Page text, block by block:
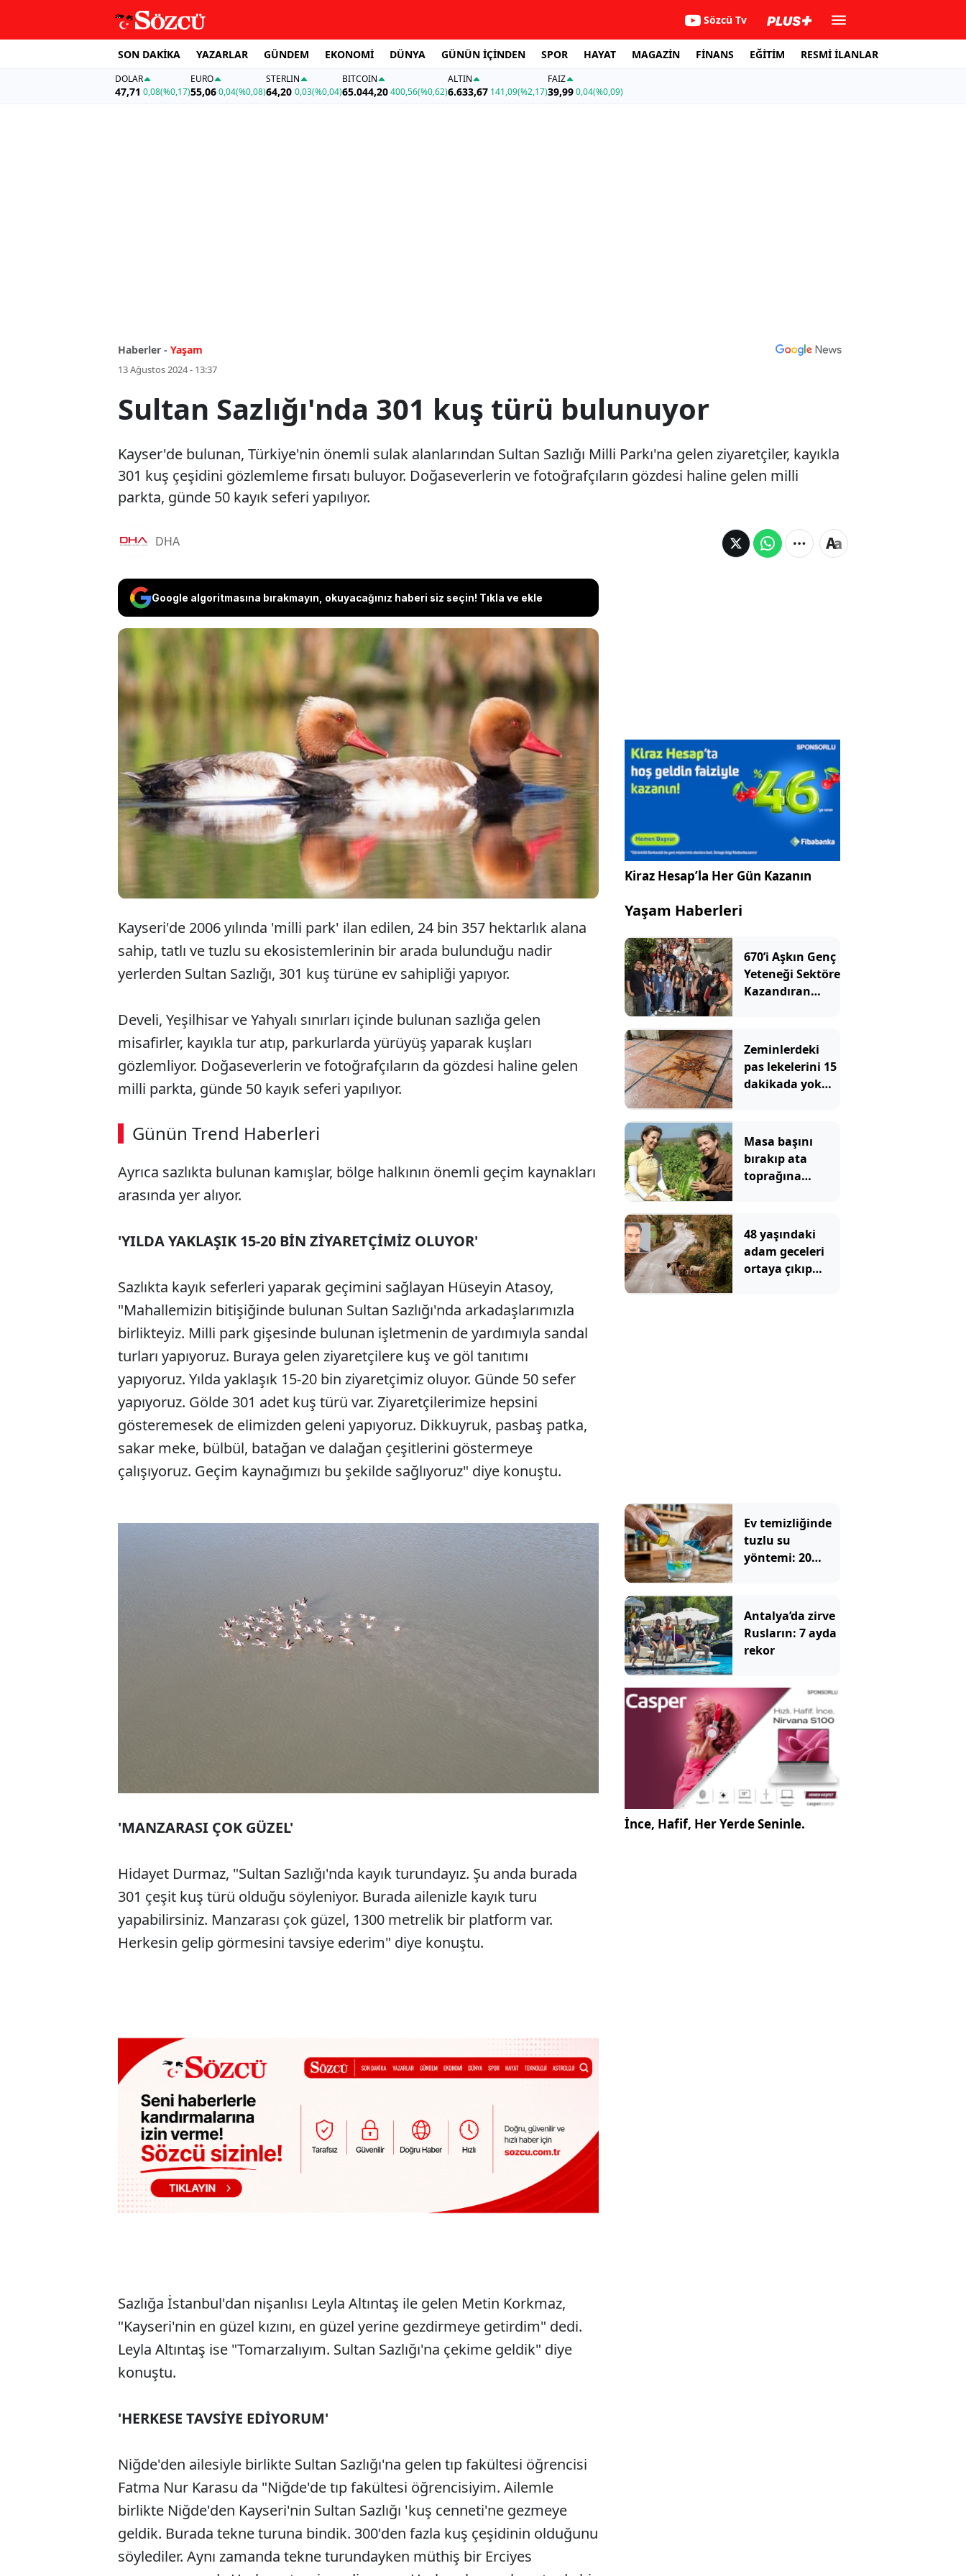
Sözcü Tv
SON DAKİKA YAZARLAR GÜNDEM EKONOMİ DÜNYA GÜNÜN İÇİNDEN SPOR HAYAT MAGAZİN FİNANS EĞİTİM RESMİ İLANLAR
DOLAR
47,71 0,08(%0,17)
EURO
55,06 0,04(%0,08)
STERLIN
64,20 0,03(%0,04)
BITCOIN
65.044,20400,56(%0,62)
ALTIN
6.633,67 141,09(%2,17)
FAİZ
39,990,04(%0,09)
Haberler - Yaşam
13 Ağustos 2024 - 13:37
Sultan Sazlığı'nda 301 kuş türü bulunuyor
Kayser'de bulunan, Türkiye'nin önemli sulak alanlarından Sultan Sazlığı Milli Parkı'na gelen ziyaretçiler, kayıkla
301 kuş çeşidini gözlemleme fırsatı buluyor. Doğaseverlerin ve fotoğrafçıların gözdesi haline gelen milli
parkta, günde 50 kayık seferi yapılıyor.
DHA
Google algoritmasına bırakmayın, okuyacağınız haberi siz seçin! Tıkla ve ekle
Kayser'de bulunan, Türkiye'nin önemli sulak alanlarından Sultan
Sazlığı Milli Parkı'na gelen ziyaretçiler, kayıkla 301 kuş çeşidini
gözlemleme fırsatı buluyor. Doğaseverlerin ve fotoğrafçıların
gözdesi haline gelen milli parkta, günde 50 kayık seferi yapılıyor.
Kayseri'de 2006 yılında 'milli park' ilan edilen, 24 bin 357 hektarlık alana
sahip, tatlı ve tuzlu su ekosistemlerinin bir arada bulunduğu nadir
yerlerden Sultan Sazlığı, 301 kuş türüne ev sahipliği yapıyor.
Develi, Yeşilhisar ve Yahyalı sınırları içinde bulunan sazlığa gelen
misafirler, kayıkla tur atıp, parkurlarda yürüyüş yaparak kuşları
gözlemliyor. Doğaseverlerin ve fotoğrafçıların da gözdesi haline gelen
milli parkta, günde 50 kayık seferi yapılıyor.
Günün Trend Haberleri
00:03 / 02:14
Sesi Aç
Ayrıca sazlıkta bulunan kamışlar, bölge halkının önemli geçim kaynakları
arasında yer alıyor.
'YILDA YAKLAŞIK 15-20 BİN ZİYARETÇİMİZ OLUYOR'
Sazlıkta kayık seferleri yaparak geçimini sağlayan Hüseyin Atasoy,
"Mahallemizin bitişiğinde bulunan Sultan Sazlığı'nda arkadaşlarımızla
birlikteyiz. Milli park gişesinde bulunan işletmenin de yardımıyla sandal
turları yapıyoruz. Buraya gelen ziyaretçilere kuş ve göl tanıtımı
yapıyoruz. Yılda yaklaşık 15-20 bin ziyaretçimiz oluyor. Günde 50 sefer
yapıyoruz. Gölde 301 adet kuş türü var. Ziyaretçilerimize hepsini
gösteremesek de elimizden geleni yapıyoruz. Dikkuyruk, pasbaş patka,
sakar meke, bülbül, batağan ve dalağan çeşitlerini göstermeye
çalışıyoruz. Geçim kaynağımızı bu şekilde sağlıyoruz" diye konuştu.
'MANZARASI ÇOK GÜZEL'
Hidayet Durmaz, "Sultan Sazlığı'nda kayık turundayız. Şu anda burada
301 çeşit kuş türü olduğu söyleniyor. Burada ailenizle kayık turu
yapabilirsiniz. Manzarası çok güzel, 1300 metrelik bir platform var.
Herkesin gelip görmesini tavsiye ederim" diye konuştu.
Sazlığa İstanbul'dan nişanlısı Leyla Altıntaş ile gelen Metin Korkmaz,
"Kayseri'nin en güzel kızını, en güzel yerine gezdirmeye getirdim" dedi.
Leyla Altıntaş ise "Tomarzalıyım. Sultan Sazlığı'na çekime geldik" diye
konuştu.
'HERKESE TAVSİYE EDİYORUM'
Niğde'den ailesiyle birlikte Sultan Sazlığı'na gelen tıp fakültesi öğrencisi
Fatma Nur Karasu da "Niğde'de tıp fakültesi öğrencisiyim. Ailemle
birlikte Niğde'den Kayseri'nin Sultan Sazlığı 'kuş cenneti'ne gezmeye
geldik. Burada tekne turuna bindik. 300'den fazla kuş çeşidinin olduğunu
söylediler. Aynı zamanda tekne turundayken müthiş bir Erciyes
Kiraz Hesap’la Her Gün Kazanın
Yaşam Haberleri
670’i Aşkın Genç
Yeteneği Sektöre
Kazandıran
Tamamladı
Zeminlerdeki
pas lekelerini 15
dakikada yok
malzeme yeterli
Masa başını
bırakıp ata
toprağına
kardeş şimdi
herkese ilham
oluyor
48 yaşındaki
adam geceleri
ortaya çıkıp
Ev temizliğinde
tuzlu su
yöntemi: 20
deniyor
Antalya’da zirve
Rusların: 7 ayda
rekor
İnce, Hafif, Her Yerde Seninle.